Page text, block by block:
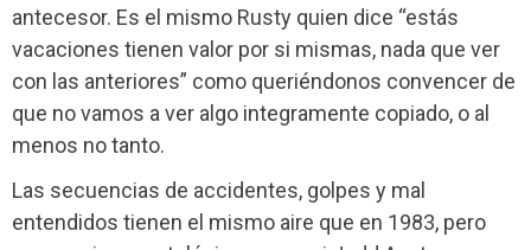
antecesor. Es el mismo Rusty quien dice “estás
vacaciones tienen valor por si mismas, nada que ver
con las anteriores” como queriéndonos convencer de
que no vamos a ver algo integramente copiado, o al
menos no tanto.
Las secuencias de accidentes, golpes y mal
entendidos tienen el mismo aire que en 1983, pero